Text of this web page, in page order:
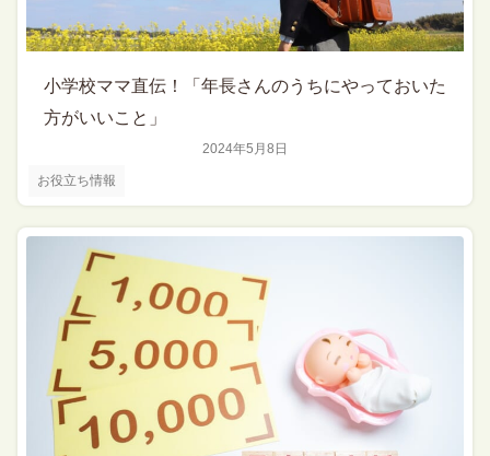
お役立ち情報
2024年5月8日
小学校ママ直伝！「年長さんのうちにやっておいた
方がいいこと」